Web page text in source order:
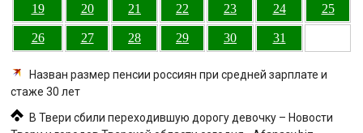
19 20 21 22 23 24 25
26 27 28 29 30 31
Назван размер пенсии россиян при средней зарплате и
стаже 30 лет
В Твери сбили переходившую дорогу девочку – Новости